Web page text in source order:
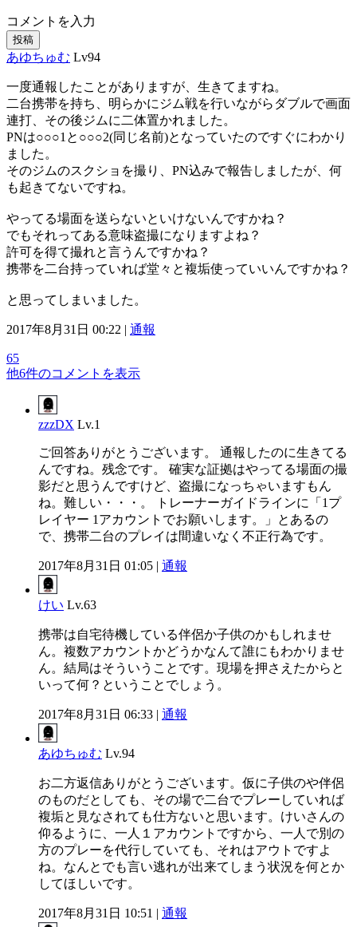
コメントを入力
投稿
あゆちゅむ Lv94
一度通報したことがありますが、生きてますね。
二台携帯を持ち、明らかにジム戦を行いながらダブルで画面
連打、その後ジムに二体置かれました。
PNは○○○1と○○○2(同じ名前)となっていたのですぐにわかり
ました。
そのジムのスクショを撮り、PN込みで報告しましたが、何
も起きてないですね。
やってる場面を送らないといけないんですかね？
でもそれってある意味盗撮になりますよね？
許可を得て撮れと言うんですかね？
携帯を二台持っていれば堂々と複垢使っていいんですかね？
と思ってしまいました。
2017年8月31日 00:22 | 通報
65
他6件のコメントを表示
zzzDX Lv.1
ご回答ありがとうございます。 通報したのに生きてる
んですね。残念です。 確実な証拠はやってる場面の撮
影だと思うんですけど、盗撮になっちゃいますもん
ね。難しい・・・。 トレーナーガイドラインに「1プ
レイヤー 1アカウントでお願いします。」とあるの
で、携帯二台のプレイは間違いなく不正行為です。
2017年8月31日 01:05 | 通報
けい Lv.63
携帯は自宅待機している伴侶か子供のかもしれませ
ん。複数アカウントかどうかなんて誰にもわかりませ
ん。結局はそういうことです。現場を押さえたからと
いって何？ということでしょう。
2017年8月31日 06:33 | 通報
あゆちゅむ Lv.94
お二方返信ありがとうございます。仮に子供のや伴侶
のものだとしても、その場で二台でプレーしていれば
複垢と見なされても仕方ないと思います。けいさんの
仰るように、一人１アカウントですから、一人で別の
方のプレーを代行していても、それはアウトですよ
ね。なんとでも言い逃れが出来てしまう状況を何とか
してほしいです。
2017年8月31日 10:51 | 通報